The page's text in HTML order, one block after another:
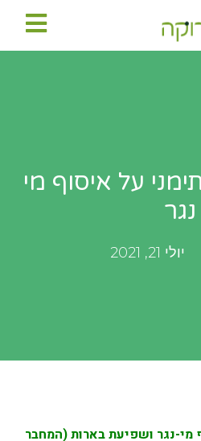
על איסוף מי
נגר
יולי 21, 2021
מי-נגר ושפיעת בארות (המחבר